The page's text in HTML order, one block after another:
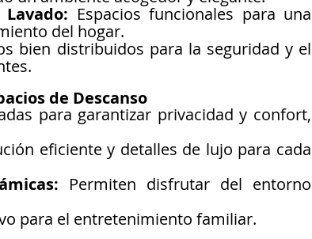
Espacios funcionales para una
del hogar.
bien distribuidos para la seguridad y el
de Descanso
para garantizar privacidad y confort,
eficiente y detalles de lujo para cada
Permiten disfrutar del entorno
para el entretenimiento familiar.